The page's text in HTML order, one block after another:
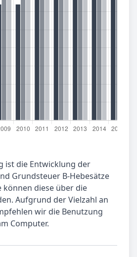
ist die Entwicklung der
Grundsteuer B-Hebesätze
können diese über die
Aufgrund der Vielzahl an
wir die Benutzung
Computer.